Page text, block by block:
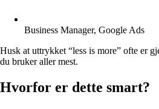
Business Manager, Google Ads
Husk at uttrykket “less is more” ofte er
du bruker aller mest.
Hvorfor er dette smart?